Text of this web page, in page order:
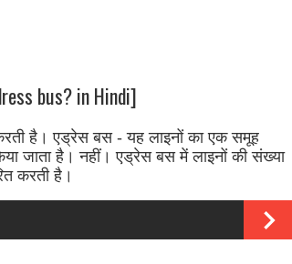
bus? in Hindi]
है।एड्रेस बस- यह लाइनों का एक समूह
जाता है। नहीं।एड्रेस बसमें लाइनों की संख्या
करती है।